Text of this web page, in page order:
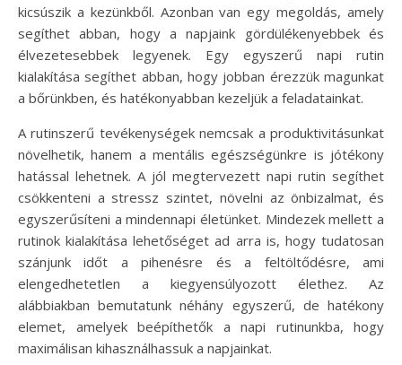
kicsúszik a kezünkből. Azonban van egy megoldás, amely
segíthet abban, hogy a napjaink gördülékenyebbek és
élvezetesebbek legyenek. Egy egyszerű napi rutin
kialakítása segíthet abban, hogy jobban érezzük magunkat
a bőrünkben, és hatékonyabban kezeljük a feladatainkat.
A rutinszerű tevékenységek nemcsak a produktivitásunkat
növelhetik, hanem a mentális egészségünkre is jótékony
hatással lehetnek. A jól megtervezett napi rutin segíthet
csökkenteni a stressz szintet, növelni az önbizalmat, és
egyszerűsíteni a mindennapi életünket. Mindezek mellett a
rutinok kialakítása lehetőséget ad arra is, hogy tudatosan
szánjunk időt a pihenésre és a feltöltődésre, ami
elengedhetetlen a kiegyensúlyozott élethez. Az
alábbiakban bemutatunk néhány egyszerű, de hatékony
elemet, amelyek beépíthetők a napi rutinunkba, hogy
maximálisan kihasználhassuk a napjainkat.